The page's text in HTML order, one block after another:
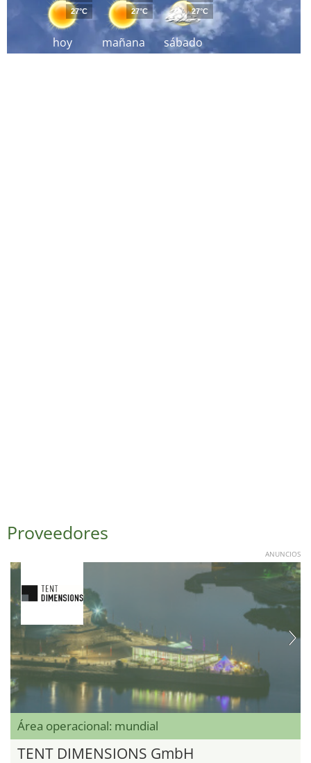
hoy
27°C
mañana
27°C
sábado
27°C
Proveedores
ANUNCIOS
Área operacional: mundial
TENT DIMENSIONS GmbH